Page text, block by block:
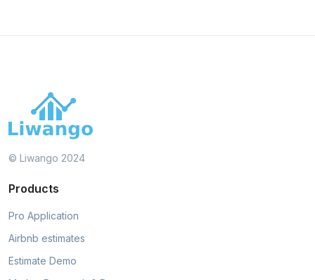
© Liwango 2024
Products
Pro Application
Airbnb estimates
Estimate Demo